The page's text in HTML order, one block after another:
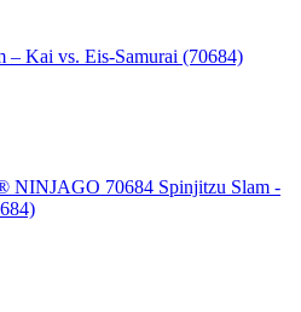
– Kai vs. Eis-Samurai (70684)
NINJAGO 70684 Spinjitzu Slam -